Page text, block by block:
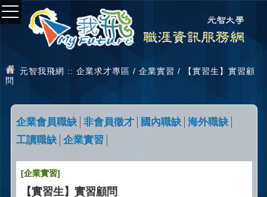
元智我飛網 :: 企業求才專區 / 企業實習 / 【實習生】實習顧
問
企業會員職缺 非會員徵才 國內職缺 海外職缺
工讀職缺 企業實習
[企業實習]
【實習生】實習顧問